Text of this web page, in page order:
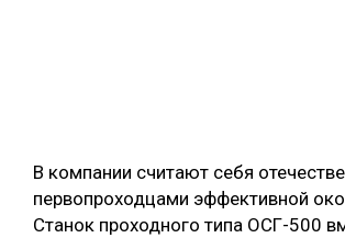
В компании считают себя
первопроходцами эффективной
Станок проходного типа ОСГ-500